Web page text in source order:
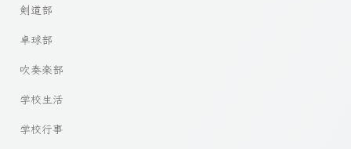
剣道部
卓球部
吹奏楽部
学校生活
学校行事